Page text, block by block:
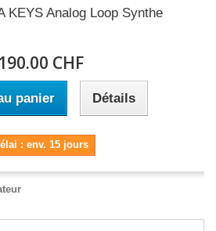
KEYS Analog Loop Synthe
190.00 CHF
panier Détails
: env. 15 jours